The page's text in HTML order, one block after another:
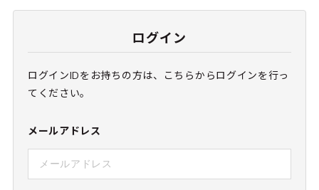
ログイン
ログインIDをお持ちの方は、こちらからログインを行っ
てください。
メールアドレス